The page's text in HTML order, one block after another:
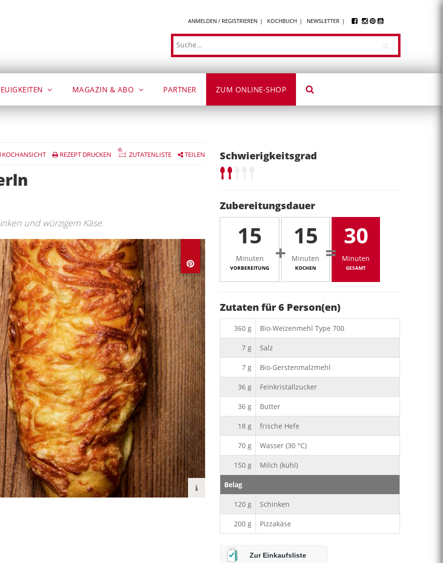
ANMELDEN / REGISTRIEREN KOCHBUCH NEWSLETTER
Suche
MAGAZIN & ABO PARTNER ZUM ONLINE-SHOP
KOCHANSICHT REZEPT DRUCKEN ZUTATENLISTE TEILEN
und würzigem Käse.
Schwierigkeitsgrad
Zubereitungsdauer
15
Minuten
VORBEREITUNG
+
15
Minuten
KOCHEN
=
30
Minuten
GESAMT
Zutaten für6 Person(en)
360 g Bio-Weizenmehl Type 700
7 g Salz
7 g Bio-Gerstenmalzmehl
36 g Feinkristallzucker
36 g Butter
18 g frische Hefe
70 g Wasser (30 °C)
150 g Milch (kühl)
Belag
120 g Schinken
200 g Pizzakäse
Zur Einkaufsliste